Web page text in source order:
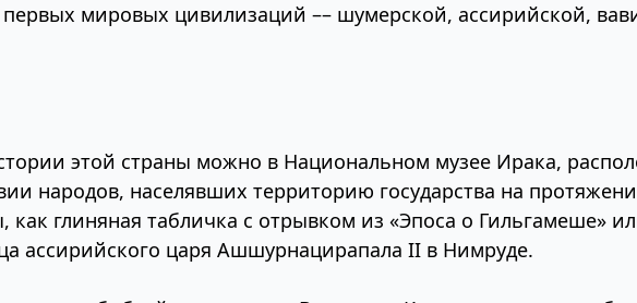
мировых цивилизаций –– шумерской, ассирийской,
этой страны можно в Национальном музее Ирака,
народов, населявших территорию государства на
глиняная табличка с отрывком из «Эпоса о Гильгамеше»
ассирийского царя Ашшурнацирапала II в Нимруде.